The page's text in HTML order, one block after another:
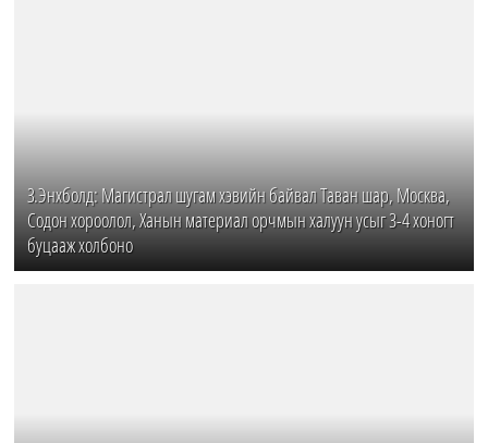
З.Энхболд: Магистрал шугам хэвийн байвал Таван шар, Москва,
Содон хороолол, Ханын материал орчмын халуун усыг 3-4 хоногт
буцааж холбоно